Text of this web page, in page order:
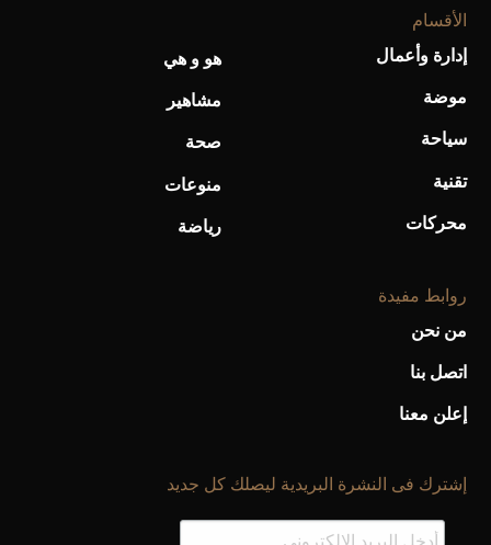
الأقسام
إدارة وأعمال
موضة
سياحة
تقنية
محركات
هو و هي
مشاهير
صحة
منوعات
رياضة
روابط مفيدة
من نحن
اتصل بنا
إعلن معنا
إشترك فى النشرة البريدية ليصلك كل جديد